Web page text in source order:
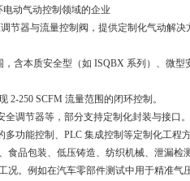
动气动控制领域的企业
节器与流量控制阀，提供定制化气动解决
含本质安全型（如 ISQBX 系列）、微型
250 SCFM 流量范围的闭环控制。
调节器等，部分支持定制化封装与接口。
功能控制、PLC 集成控制等定制化工程方
食品包装、低压铸造、纺织机械、泄漏检
况。例如在汽车零部件测试中用于精准气